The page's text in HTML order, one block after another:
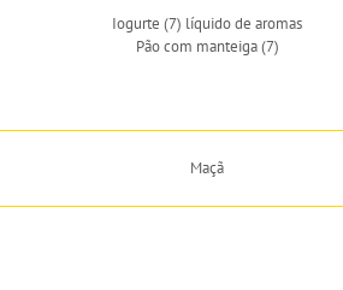
Iogurte (7) líquido de aromas
Pão com manteiga (7)
Maçã